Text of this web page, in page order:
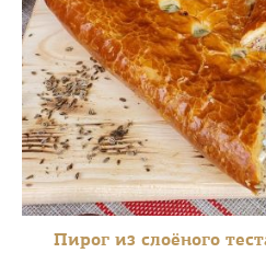
Пирог из слоёного